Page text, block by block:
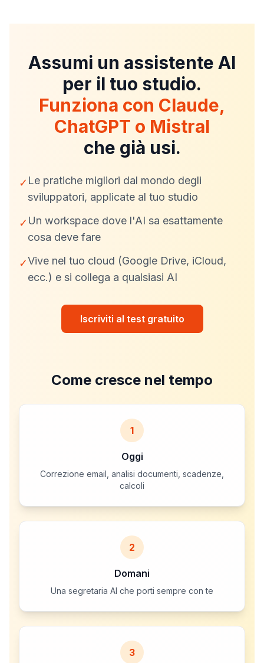
Assumi un assistente AI
per il tuo studio.
Funziona con Claude,
ChatGPT o Mistral
che già usi.
✓ Le pratiche migliori dal mondo degli
sviluppatori, applicate al tuo studio
✓ Un workspace dove l'AI sa esattamente
cosa deve fare
✓Vive nel tuo cloud (Google Drive, iCloud,
ecc.) e si collega a qualsiasi AI
Iscriviti al test gratuito
Come cresce nel tempo
1
Oggi
Correzione email, analisi documenti, scadenze,
calcoli
2
Domani
Una segretaria AI che porti sempre con te
3